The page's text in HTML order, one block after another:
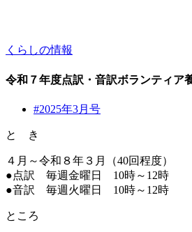
くらしの情報
令和７年度点訳・音訳ボランティア
#2025年3月号
と き
４月～令和８年３月（40回程度）
●点訳 毎週金曜日 10時～12時
●音訳 毎週火曜日 10時～12時
ところ